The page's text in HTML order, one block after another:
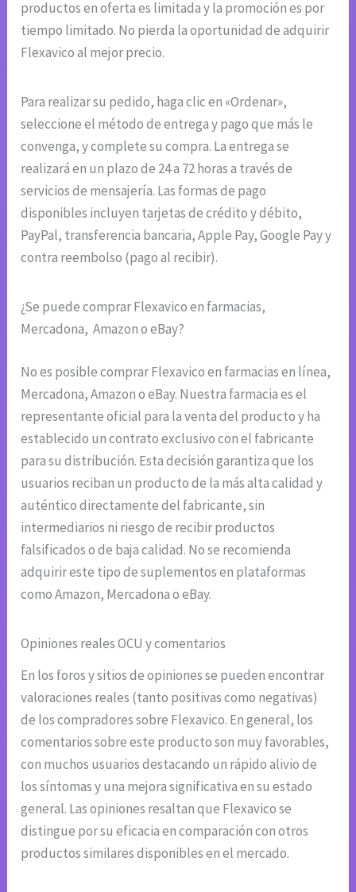
productos en oferta es limitada y la promoción es por
tiempo limitado. No pierda la oportunidad de adquirir
Flexavico al mejor precio.
Para realizar su pedido, haga clic en «Ordenar»,
seleccione el método de entrega y pago que más le
convenga, y complete su compra. La entrega se
realizará en un plazo de 24 a 72 horas a través de
servicios de mensajería. Las formas de pago
disponibles incluyen tarjetas de crédito y débito,
PayPal, transferencia bancaria, Apple Pay, Google Pay y
contra reembolso (pago al recibir).
¿Se puede comprar Flexavico en farmacias,
Mercadona, Amazon o eBay?
No es posible comprar Flexavico en farmacias en línea,
Mercadona, Amazon o eBay. Nuestra farmacia es el
representante oficial para la venta del producto y ha
establecido un contrato exclusivo con el fabricante
para su distribución. Esta decisión garantiza que los
usuarios reciban un producto de la más alta calidad y
auténtico directamente del fabricante, sin
intermediarios ni riesgo de recibir productos
falsificados o de baja calidad. No se recomienda
adquirir este tipo de suplementos en plataformas
como Amazon, Mercadona o eBay.
Opiniones reales OCU y comentarios
En los foros y sitios de opiniones se pueden encontrar
valoraciones reales (tanto positivas como negativas)
de los compradores sobre Flexavico. En general, los
comentarios sobre este producto son muy favorables,
con muchos usuarios destacando un rápido alivio de
los síntomas y una mejora significativa en su estado
general. Las opiniones resaltan que Flexavico se
distingue por su eficacia en comparación con otros
productos similares disponibles en el mercado.